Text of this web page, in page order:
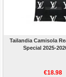
Tailandia Camisola
Special 2025-
€18.98